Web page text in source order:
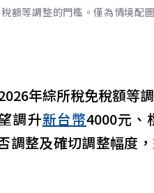
額等調整的門檻。僅為情境
年綜所稅免稅額等
調升新台幣4000元、
調整及確切調整幅度